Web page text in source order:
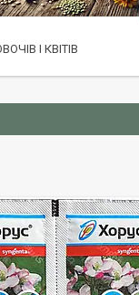
І КВІТІВ